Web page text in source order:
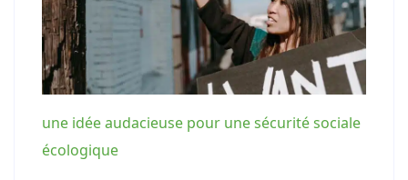
une idée audacieuse pour une sécurité sociale
écologique